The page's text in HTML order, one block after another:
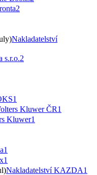
2
Nakladatelství
s.r.o.2
1
Kluwer ČR1
Kluwer1
1
1
Nakladatelství KAZDA1